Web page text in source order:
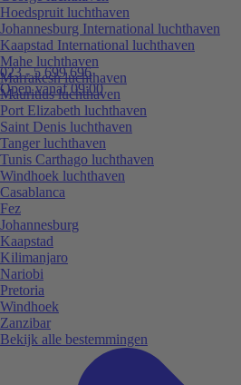
023 - 5 699 696
Open vanaf 09:00
Hoedspruit luchthaven
Johannesburg International luchthaven
Kaapstad International luchthaven
Mahe luchthaven
Marrakesh luchthaven
Mauritius luchthaven
Port Elizabeth luchthaven
Saint Denis luchthaven
Tanger luchthaven
Tunis Carthago luchthaven
Windhoek luchthaven
Casablanca
Fez
Johannesburg
Kaapstad
Kilimanjaro
Nariobi
Pretoria
Windhoek
Zanzibar
Bekijk alle bestemmingen